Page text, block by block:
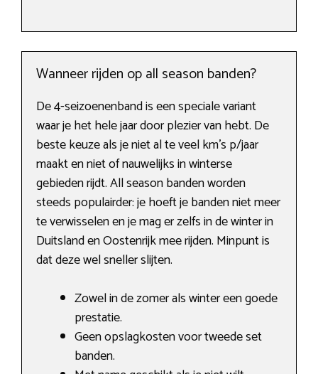
Wanneer rijden op all season banden?
De 4-seizoenenband is een speciale variant
waar je het hele jaar door plezier van hebt. De
beste keuze als je niet al te veel km’s p/jaar
maakt en niet of nauwelijks in winterse
gebieden rijdt. All season banden worden
steeds populairder: je hoeft je banden niet meer
te verwisselen en je mag er zelfs in de winter in
Duitsland en Oostenrijk mee rijden. Minpunt is
dat deze wel sneller slijten.
Zowel in de zomer als winter een goede
prestatie.
Geen opslagkosten voor tweede set
banden.